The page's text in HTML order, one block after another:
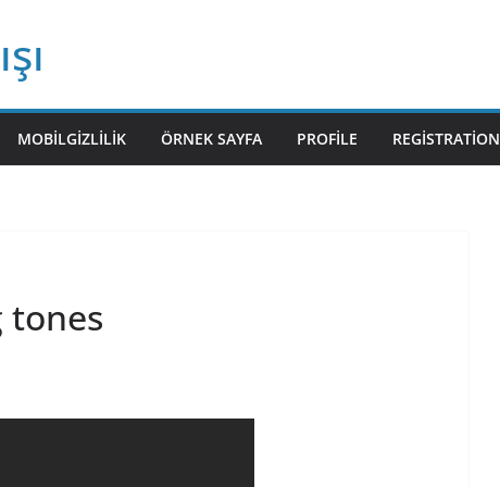
MOBILGIZLILIK ÖRNEK SAYFA PROFILE REGISTRATION
tones